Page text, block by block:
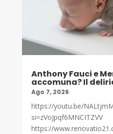
Anthony Fauci e
accomuna? Il
Ago 7, 2026
https://youtu.be/
si=zVoJpqf6MNCITZVV
https://